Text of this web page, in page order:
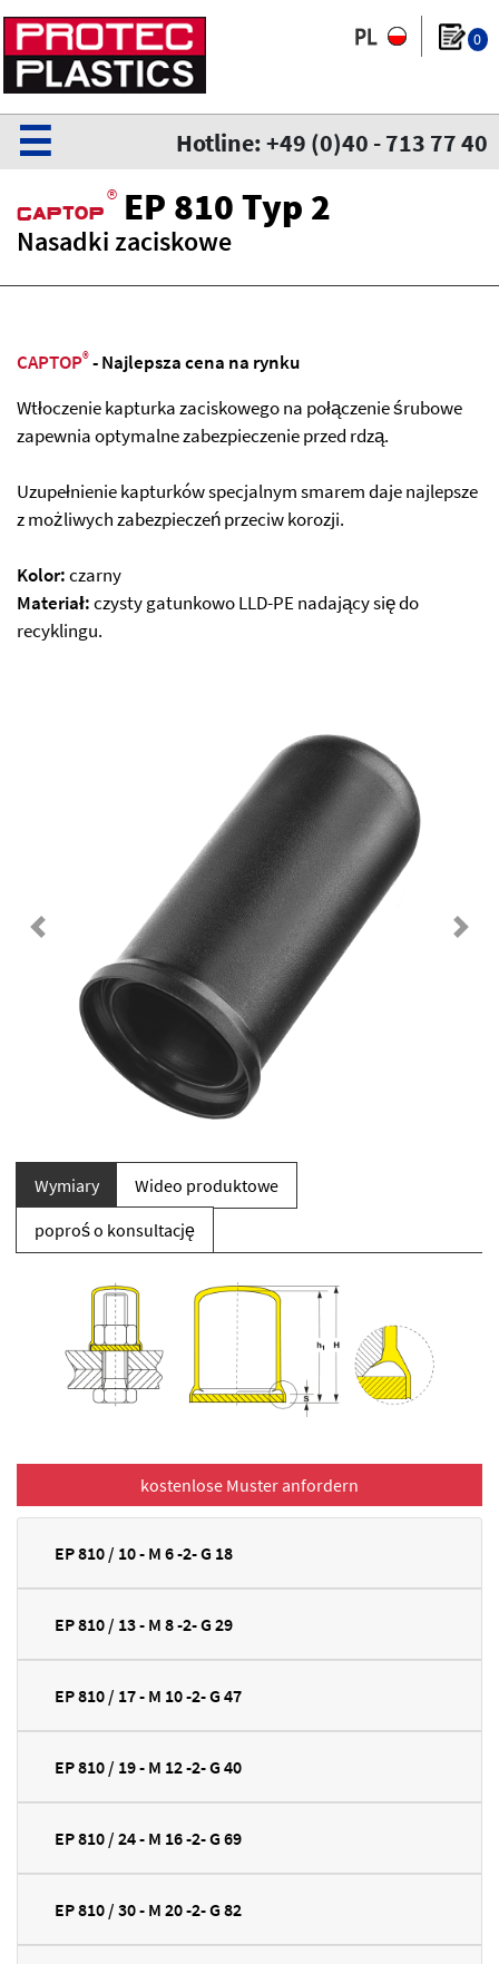
0
Hotline: +49 (0)40 - 713 77 40
☰
CaPtoP ® EP 810 Typ 2
Nasadki zaciskowe
CAPTOP®- Najlepsza cena na rynku
Wtłoczenie kapturka zaciskowego na połączenie śrubowe
zapewnia optymalne zabezpieczenie przed rdzą.
Uzupełnienie kapturków specjalnym smarem daje najlepsze
z możliwych zabezpieczeń przeciw korozji.
Kolor:czarny
Materiał:czysty gatunkowo LLD-PE nadający się do
recyklingu.
Previous Next
Wymiary
Wideo produktowe
poproś o konsultację
EP 810 / 10 - M 6 -2- G 18
EP 810 / 13 - M 8 -2- G 29
EP 810 / 17 - M 10 -2- G 47
EP 810 / 19 - M 12 -2- G 40
EP 810 / 24 - M 16 -2- G 69
EP 810 / 30 - M 20 -2- G 82